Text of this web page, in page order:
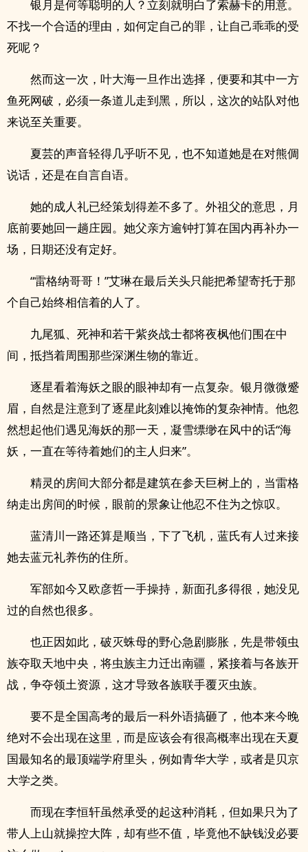
银月是何等聪明的人？立刻就明白了索赫卡的用意。
不找一个合适的理由，如何定自己的罪，让自己乖乖的受
死呢？
然而这一次，叶大海一旦作出选择，便要和其中一方
鱼死网破，必须一条道儿走到黑，所以，这次的站队对他
来说至关重要。
夏芸的声音轻得几乎听不见，也不知道她是在对熊倜
说话，还是在自言自语。
她的‎‌‎成‌人​‍‍礼已经策划得差不多了。外祖父的意思，月
底前要她回一趟庄园。她父亲方逾钟打算在国内再补办一
场，日期还没有定好。
“雷格纳哥哥！”艾琳在最后关头只能把希望寄托于那
个自己始终相信着的人了。
九尾狐、死神和若干紫炎战士都将夜枫他们围在中
间，抵挡着周围那些深渊生物的靠近。
逐星看着海妖之眼的眼神却有一点复杂。银月微微蹙
眉，自然是注意到了逐星此刻难以掩饰的复杂神情。他忽
然想起他们遇见海妖的那一天，凝雪缥缈在风中的话“海
妖，一直在等待着她们的主人归来”。
精灵的房间大部分都是建筑在参天巨树上的，当雷格
纳走出房间的时候，眼前的景象让他忍不住为之惊叹。
蓝清川一路还算是顺当，下了飞机，蓝氏有人过来接
她去蓝元礼养伤的住所。
军部如今又欧彦哲一手操持，新面孔多得很，她没见
过的自然也很多。
也正因如此，破灭蛛母的野心急剧膨胀，先是带领虫
族夺取天地中央，将虫族主力迁出南疆，紧接着与各族开
战，争夺领土资源，这才导致各族联手覆灭虫族。
要不是全国高考的最后一科外语搞砸了，他本来今晚
绝对不会出现在这里，而是应该会有很高概率出现在天夏
国最知名的最顶端学府里头，例如青华大学，或者是贝京
大学之类。
而现在李恒轩虽然承受的起这种消耗，但如果只为了
带人上山就操控大阵，却有些不值，毕竟他不缺钱没必要